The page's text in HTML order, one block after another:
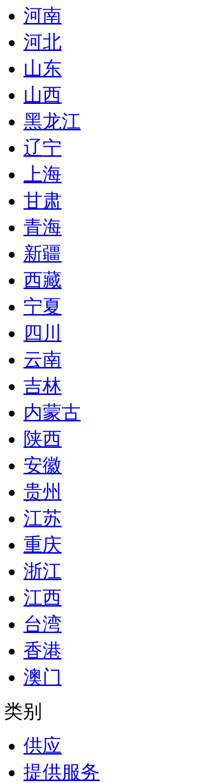
河南
河北
山东
山西
黑龙江
辽宁
上海
甘肃
青海
新疆
西藏
宁夏
四川
云南
吉林
内蒙古
陕西
安徽
贵州
江苏
重庆
浙江
江西
台湾
香港
澳门
类别
供应
提供服务